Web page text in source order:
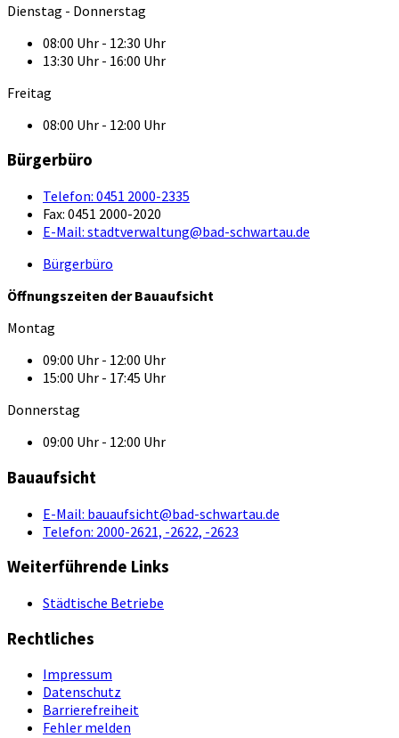
Dienstag - Donnerstag
08:00 Uhr - 12:30 Uhr
13:30 Uhr - 16:00 Uhr
Freitag
08:00 Uhr - 12:00 Uhr
Bürgerbüro
Telefon: 0451 2000-2335
Fax: 0451 2000-2020
E-Mail: stadtverwaltung@bad-schwartau.de
Bürgerbüro
Öffnungszeiten der Bauaufsicht
Montag
09:00 Uhr - 12:00 Uhr
15:00 Uhr - 17:45 Uhr
Donnerstag
09:00 Uhr - 12:00 Uhr
Bauaufsicht
E-Mail: bauaufsicht@bad-schwartau.de
Telefon: 2000-2621, -2622, -2623
Weiterführende Links
Städtische Betriebe
Rechtliches
Impressum
Datenschutz
Barrierefreiheit
Fehler melden